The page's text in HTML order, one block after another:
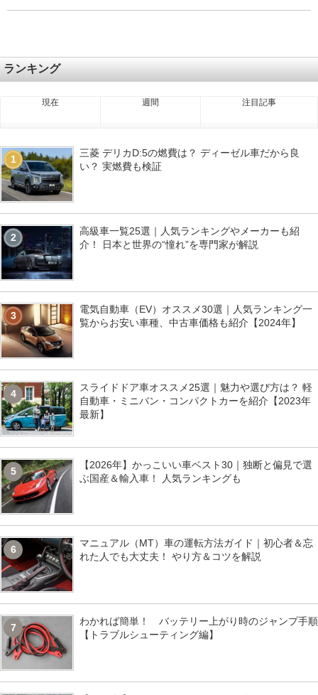
ランキング
現在 週間 注目記事
1
三菱 デリカD:5の燃費は？ ディーゼル車だから良
い？ 実燃費も検証
2
高級車一覧25選｜人気ランキングやメーカーも紹
介！ 日本と世界の“憧れ”を専門家が解説
3
電気自動車（EV）オススメ30選｜人気ランキング一
覧からお安い車種、中古車価格も紹介【2024年】
4
スライドドア車オススメ25選｜魅力や選び方は？ 軽
自動車・ミニバン・コンパクトカーを紹介【2023年
最新】
5
【2026年】かっこいい車ベスト30｜独断と偏見で選
ぶ国産＆輸入車！ 人気ランキングも
6
マニュアル（MT）車の運転方法ガイド｜初心者＆忘
れた人でも大丈夫！ やり方＆コツを解説
7
わかれば簡単！ バッテリー上がり時のジャンプ手順
【トラブルシューティング編】